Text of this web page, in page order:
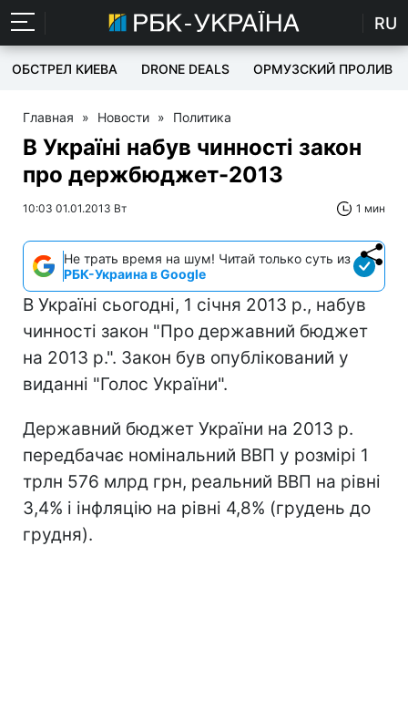
RU
ОБСТРЕЛ КИЕВА DRONE DEALS ОРМУЗСКИЙ ПРОЛИВ
Главная » Новости » Политика
В Україні набув чинності закон
про держбюджет-2013
10:03 01.01.2013 Вт 1 мин
Не трать время на шум! Читай только суть из
РБК-Украина в Google
В Україні сьогодні, 1 січня 2013 р., набув
чинності закон "Про державний бюджет
на 2013 р.". Закон був опублікований у
виданні "Голос України".
Державний бюджет України на 2013 р.
передбачає номінальний ВВП у розмірі 1
трлн 576 млрд грн, реальний ВВП на рівні
3,4% і інфляцію на рівні 4,8% (грудень до
грудня).